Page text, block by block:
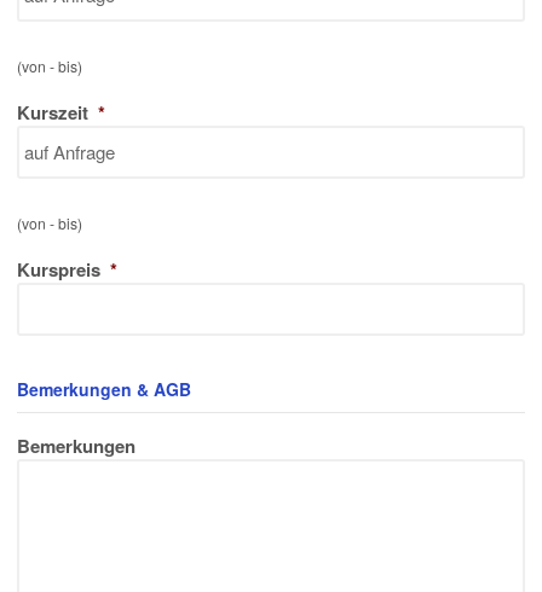
(von - bis)
Kurszeit *
(von - bis)
Kurspreis *
Bemerkungen & AGB
Bemerkungen